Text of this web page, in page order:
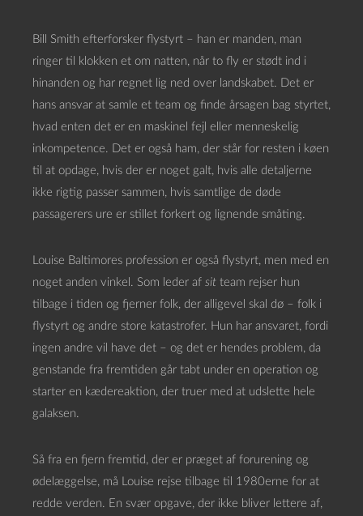
Bill Smith efterforsker flystyrt – han er manden, man
ringer til klokken et om natten, når to fly er stødt ind i
hinanden og har regnet lig ned over landskabet. Det er
hans ansvar at samle et team og finde årsagen bag styrtet,
hvad enten det er en maskinel fejl eller menneskelig
inkompetence. Det er også ham, der står for resten i køen
til at opdage, hvis der er noget galt, hvis alle detaljerne
ikke rigtig passer sammen, hvis samtlige de døde
passagerers ure er stillet forkert og lignende småting.
Louise Baltimores profession er også flystyrt, men med en
noget anden vinkel. Som leder af sit team rejser hun
tilbage i tiden og fjerner folk, der alligevel skal dø – folk i
flystyrt og andre store katastrofer. Hun har ansvaret, fordi
ingen andre vil have det – og det er hendes problem, da
genstande fra fremtiden går tabt under en operation og
starter en kædereaktion, der truer med at udslette hele
galaksen.
Så fra en fjern fremtid, der er præget af forurening og
ødelæggelse, må Louise rejse tilbage til 1980erne for at
redde verden. En svær opgave, der ikke bliver lettere af,